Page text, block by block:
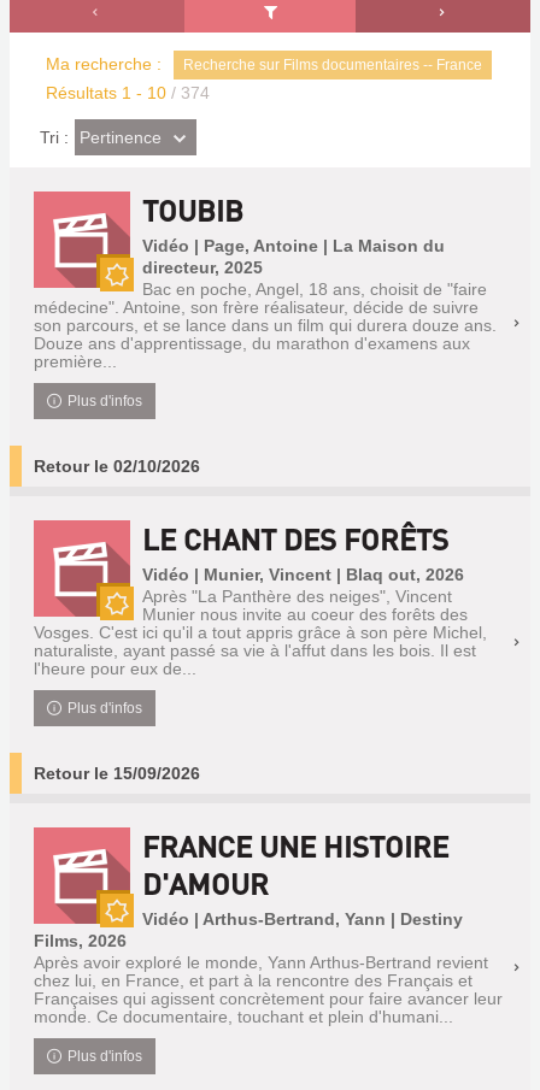
Ma recherche : Recherche sur Films documentaires -- France
Résultats 1 - 10 / 374
Tri : (Effet
imédiat)
Pertinence
Nouveauté
TOUBIB
Vidéo | Page, Antoine | La Maison du
directeur, 2025
Bac en poche, Angel, 18 ans, choisit de "faire
médecine". Antoine, son frère réalisateur, décide de suivre
son parcours, et se lance dans un film qui durera douze ans.
Douze ans d'apprentissage, du marathon d'examens aux
première...
Plus d'infos
Retour le 02/10/2026
Nouveauté
LE CHANT DES FORÊTS
Vidéo | Munier, Vincent | Blaq out, 2026
Après "La Panthère des neiges", Vincent
Munier nous invite au coeur des forêts des
Vosges. C'est ici qu'il a tout appris grâce à son père Michel,
naturaliste, ayant passé sa vie à l'affut dans les bois. Il est
l'heure pour eux de...
Plus d'infos
Retour le 15/09/2026
Nouveauté
FRANCE UNE HISTOIRE
D'AMOUR
Vidéo | Arthus-Bertrand, Yann | Destiny
Films, 2026
Après avoir exploré le monde, Yann Arthus-Bertrand revient
chez lui, en France, et part à la rencontre des Français et
Françaises qui agissent concrètement pour faire avancer leur
monde. Ce documentaire, touchant et plein d'humani...
Plus d'infos